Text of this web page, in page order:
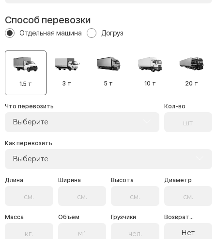
Способ перевозки
Отдельная машина Догруз
1.5 т 3 т 5 т 10 т 20 т
Что перевозить
Выберите
Кол-во
Как перевозить
Выберите
Длина Ширина Высота Диаметр
Масса Объем Грузчики Возврат...
Нет